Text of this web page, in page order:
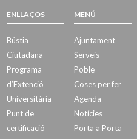
ENLLAÇOS
Bústia
Ciutadana
Programa
d’Extenció
Universitària
Punt de
certificació
MENÚ
Ajuntament
Serveis
Poble
Coses per fer
Agenda
Notícies
Porta a Porta